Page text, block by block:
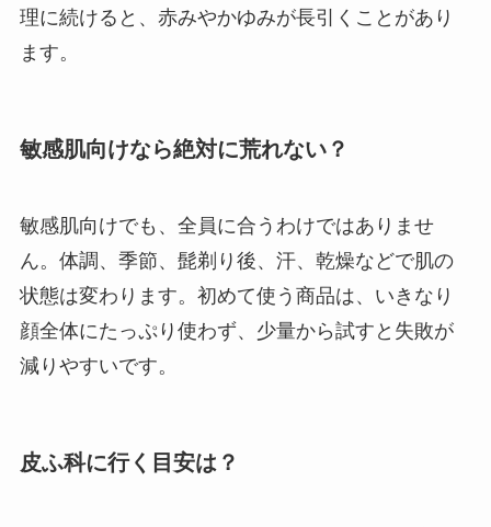
理に続けると、赤みやかゆみが長引くことがあり
ます。
敏感肌向けなら絶対に荒れない？
敏感肌向けでも、全員に合うわけではありませ
ん。体調、季節、髭剃り後、汗、乾燥などで肌の
状態は変わります。初めて使う商品は、いきなり
顔全体にたっぷり使わず、少量から試すと失敗が
減りやすいです。
皮ふ科に行く目安は？